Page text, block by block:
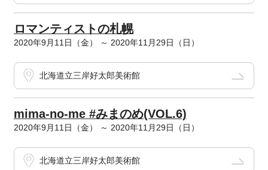
ロマンティストの札幌
2020年9月11日（金） ～ 2020年11月29日（日）
北海道立三岸好太郎美術館
mima-no-me #みまのめ(VOL.6)
2020年9月11日（金） ～ 2020年11月29日（日）
北海道立三岸好太郎美術館